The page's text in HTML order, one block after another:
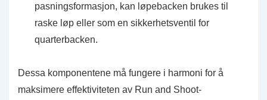
pasningsformasjon, kan løpebacken brukes til
raske løp eller som en sikkerhetsventil for
quarterbacken.
Dessa komponentene må fungere i harmoni for å
maksimere effektiviteten av Run and Shoot-